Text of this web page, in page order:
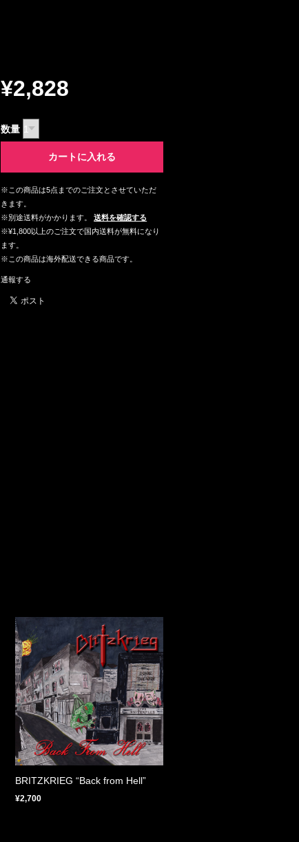
¥2,828
数量
カートに入れる
※この商品は5点までのご注文とさせていただ
きます。
※別途送料がかかります。
送料を確認する
※¥1,800以上のご注文で国内送料が無料になり
ます。
※この商品は海外配送できる商品です。
通報する
BRITZKRIEG “Back from Hell”
¥2,700